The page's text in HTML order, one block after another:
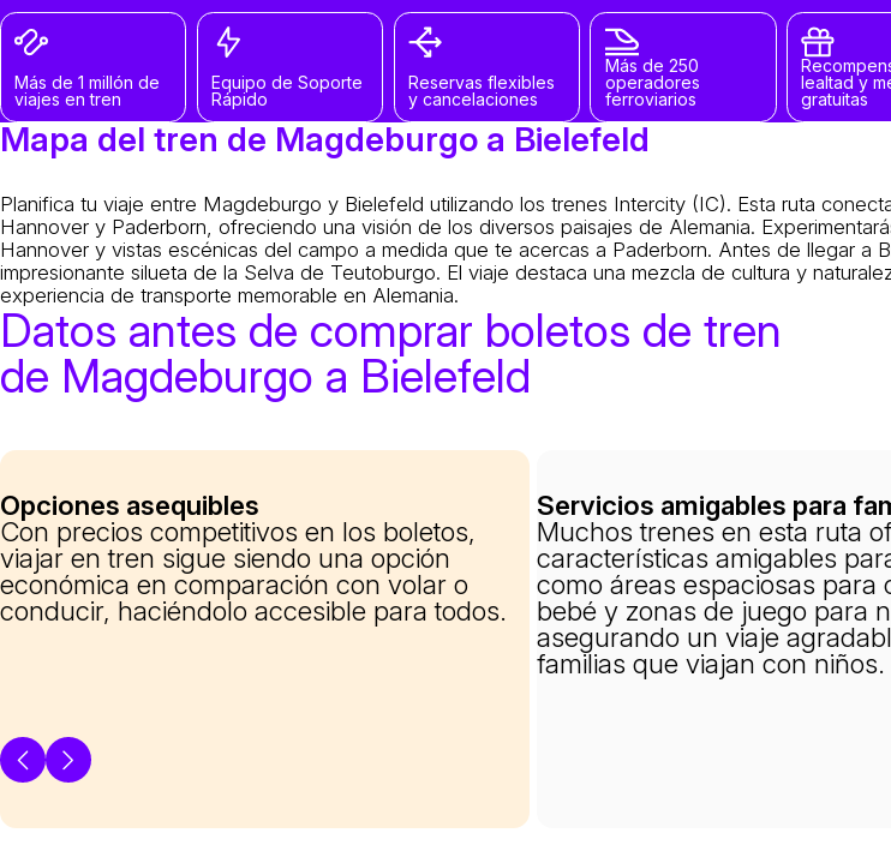
Más de 1 millón de
viajes en tren
Equipo de Soporte
Rápido
Reservas flexibles
y cancelaciones
Más de 250
operadores
ferroviarios
lealtad y
gratuitas
Mapa del tren de Magdeburgo a Bielefeld
Planifica tu viaje entre Magdeburgo y Bielefeld utilizando los trenes Intercity (IC). Esta ruta
Hannover y Paderborn, ofreciendo una visión de los diversos paisajes de Alemania.
Hannover y vistas escénicas del campo a medida que te acercas a Paderborn. Antes de llegar a
impresionante silueta de la Selva de Teutoburgo. El viaje destaca una mezcla de cultura y
experiencia de transporte memorable en Alemania.
Datos antes de comprar boletos de tren
de Magdeburgo a Bielefeld
Opciones asequibles
Con precios competitivos en los boletos,
viajar en tren sigue siendo una opción
económica en comparación con volar o
conducir, haciéndolo accesible para todos.
Servicios amigables para
Muchos trenes en esta ruta
características amigables
como áreas espaciosas para
bebé y zonas de juego para
asegurando un viaje
familias que viajan con niños.